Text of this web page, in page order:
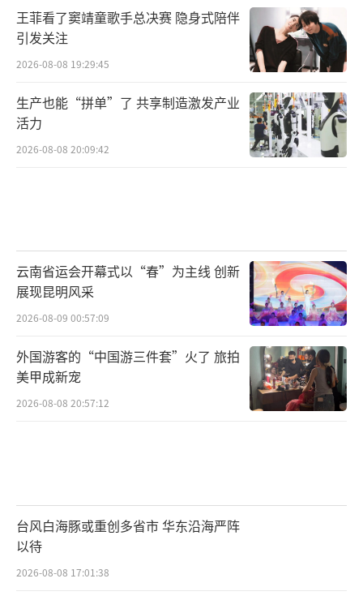
王菲看了窦靖童歌手总决赛 隐身式陪伴
引发关注
2026-08-08 19:29:45
生产也能“拼单”了 共享制造激发产业
活力
2026-08-08 20:09:42
云南省运会开幕式以“春”为主线 创新
展现昆明风采
2026-08-09 00:57:09
外国游客的“中国游三件套”火了 旅拍
美甲成新宠
2026-08-08 20:57:12
台风白海豚或重创多省市 华东沿海严阵
以待
2026-08-08 17:01:38